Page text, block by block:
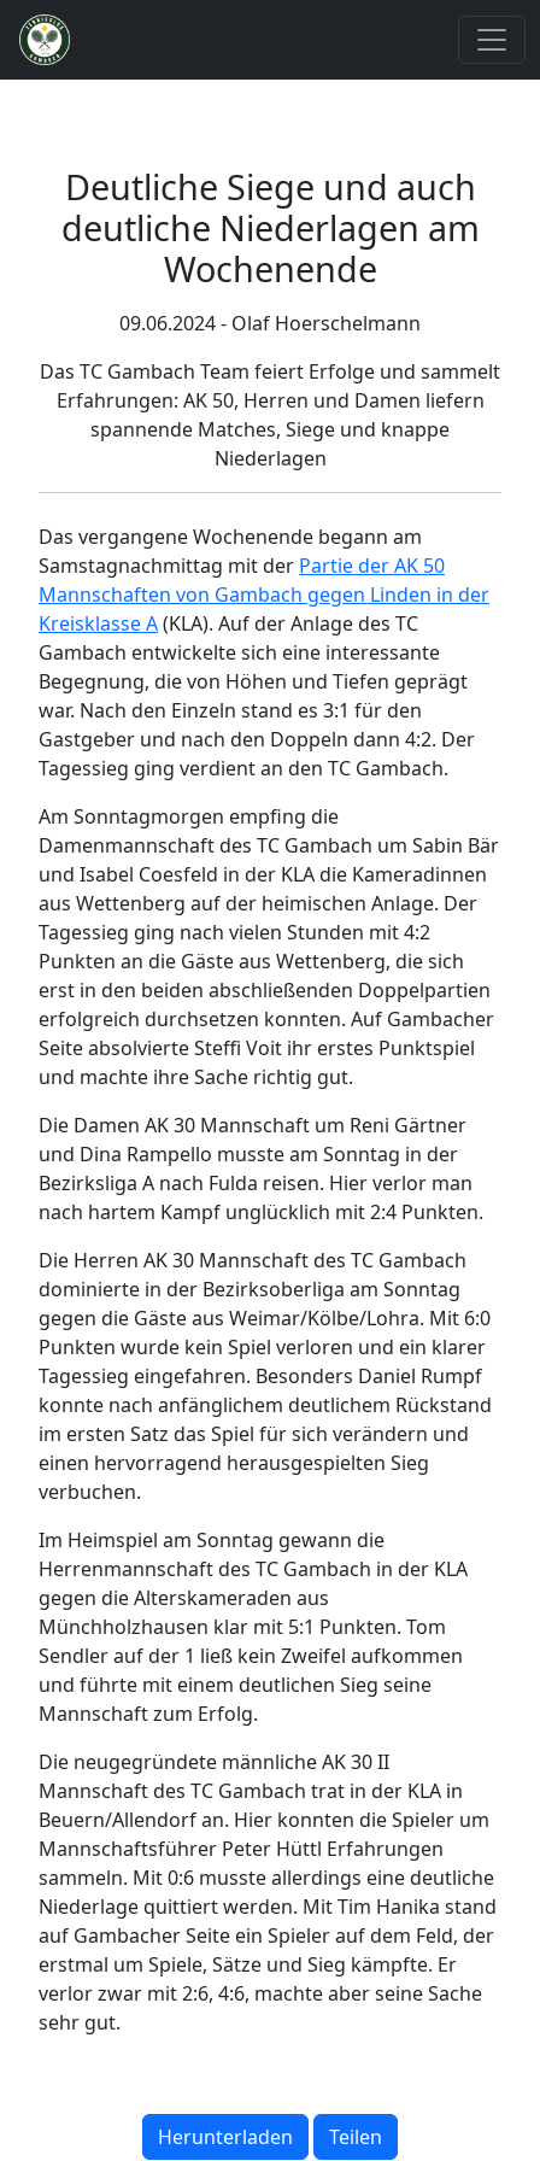
Deutliche Siege und auch
deutliche Niederlagen am
Wochenende
09.06.2024 - Olaf Hoerschelmann
Das TC Gambach Team feiert Erfolge und sammelt
Erfahrungen: AK 50, Herren und Damen liefern
spannende Matches, Siege und knappe
Niederlagen
Das vergangene Wochenende begann am
Samstagnachmittag mit der Partie der AK 50
Mannschaften von Gambach gegen Linden in der
Kreisklasse A(KLA). Auf der Anlage des TC
Gambach entwickelte sich eine interessante
Begegnung, die von Höhen und Tiefen geprägt
war. Nach den Einzeln stand es 3:1 für den
Gastgeber und nach den Doppeln dann 4:2. Der
Tagessieg ging verdient an den TC Gambach.
Am Sonntagmorgen empfing die
Damenmannschaft des TC Gambach um Sabin Bär
und Isabel Coesfeld in der KLA die Kameradinnen
aus Wettenberg auf der heimischen Anlage. Der
Tagessieg ging nach vielen Stunden mit 4:2
Punkten an die Gäste aus Wettenberg, die sich
erst in den beiden abschließenden Doppelpartien
erfolgreich durchsetzen konnten. Auf Gambacher
Seite absolvierte Steffi Voit ihr erstes Punktspiel
und machte ihre Sache richtig gut.
Die Damen AK 30 Mannschaft um Reni Gärtner
und Dina Rampello musste am Sonntag in der
Bezirksliga A nach Fulda reisen. Hier verlor man
nach hartem Kampf unglücklich mit 2:4 Punkten.
Die Herren AK 30 Mannschaft des TC Gambach
dominierte in der Bezirksoberliga am Sonntag
gegen die Gäste aus Weimar/Kölbe/Lohra. Mit 6:0
Punkten wurde kein Spiel verloren und ein klarer
Tagessieg eingefahren. Besonders Daniel Rumpf
konnte nach anfänglichem deutlichem Rückstand
im ersten Satz das Spiel für sich verändern und
einen hervorragend herausgespielten Sieg
verbuchen.
Im Heimspiel am Sonntag gewann die
Herrenmannschaft des TC Gambach in der KLA
gegen die Alterskameraden aus
Münchholzhausen klar mit 5:1 Punkten. Tom
Sendler auf der 1 ließ kein Zweifel aufkommen
und führte mit einem deutlichen Sieg seine
Mannschaft zum Erfolg.
Die neugegründete männliche AK 30 II
Mannschaft des TC Gambach trat in der KLA in
Beuern/Allendorf an. Hier konnten die Spieler um
Mannschaftsführer Peter Hüttl Erfahrungen
sammeln. Mit 0:6 musste allerdings eine deutliche
Niederlage quittiert werden. Mit Tim Hanika stand
auf Gambacher Seite ein Spieler auf dem Feld, der
erstmal um Spiele, Sätze und Sieg kämpfte. Er
verlor zwar mit 2:6, 4:6, machte aber seine Sache
sehr gut.
Herunterladen Teilen